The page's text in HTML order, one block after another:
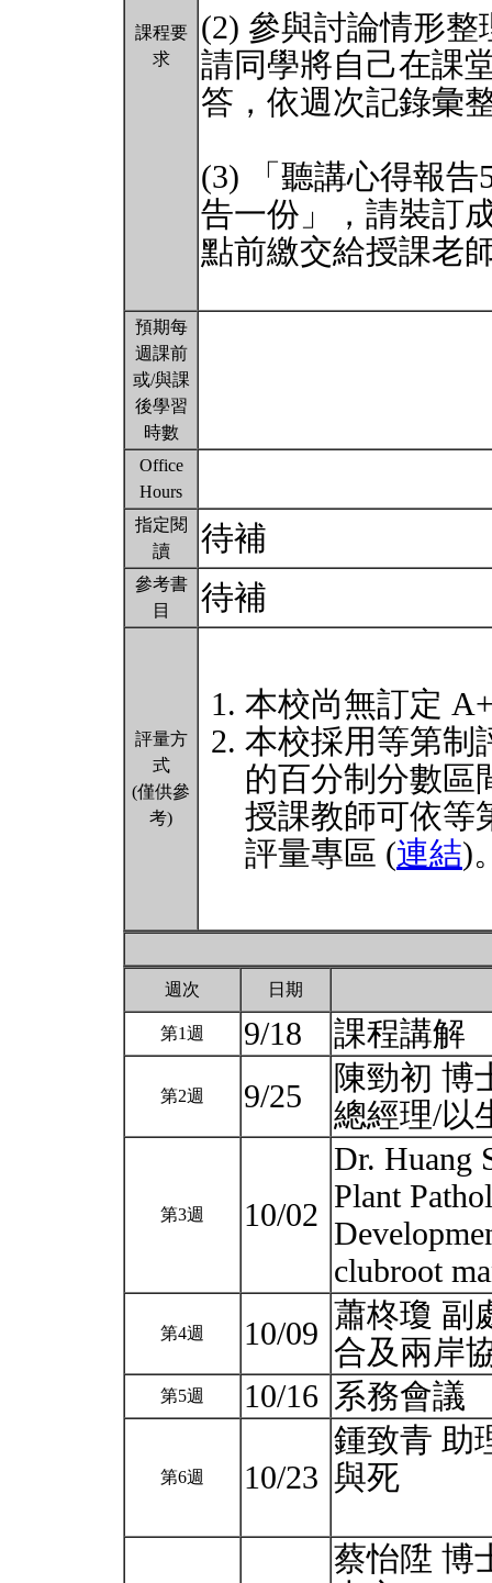
課程要
求
(2) 參與討論情形整
請同學將自己在課
答，依週次記錄彙
(3) 「聽講心得報
告一份」，請裝訂
點前繳交給授課老
預期每
週課前
或/與課
後學習
時數
Office
Hours
指定閱
讀
待補
參考書
目
待補
評量方
式
(僅供參
考)
本校尚無訂定
本校採用等第制
的百分制分數區
授課教師可依等
評量專區 (連結)
週次 日期
第1週 9/18 課程講解
第2週 9/25
陳勁初 博
總經理/以
第3週 10/02
Dr. Huang
Plant
clubroot
第4週 10/09 蕭柊瓊 副
合及兩岸
第5週 10/16 系務會議
第6週 10/23
鍾致青 助
與死
蔡怡陞 博